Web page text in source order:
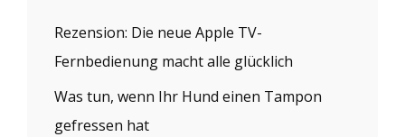
Rezension: Die neue Apple TV-
Fernbedienung macht alle glücklich
Was tun, wenn Ihr Hund einen Tampon
gefressen hat